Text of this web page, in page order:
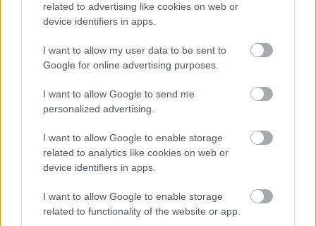
related to advertising like cookies on web or
device identifiers in apps.
I want to allow my user data to be sent to
Google for online advertising purposes.
I want to allow Google to send me
personalized advertising.
I want to allow Google to enable storage
related to analytics like cookies on web or
device identifiers in apps.
I want to allow Google to enable storage
related to functionality of the website or app.
Για να προσθέσεις το σχόλιο
σου πρέπει να συνδεθείς
στο my gazzetta!